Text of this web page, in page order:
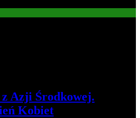
Azji Środkowej.
Kobiet